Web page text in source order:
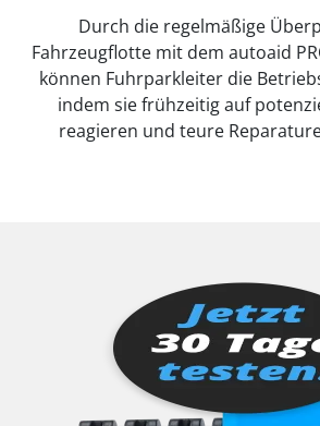
Durch die regelmäßige
Fahrzeugflotte mit dem autoaid
können Fuhrparkleiter die
indem sie frühzeitig auf
reagieren und teure